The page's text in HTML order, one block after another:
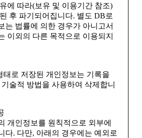
에 따라(보유 및 이용기간 참조)
후 파기되어집니다. 별도 DB로
는 법률에 의한 경우가 아니고서
이외의 다른 목적으로 이용되지
태로 저장된 개인정보는 기록을
술적 방법을 사용하여 삭제합니
개인정보를 원칙적으로 외부에
다. 다만, 아래의 경우에는 예외로